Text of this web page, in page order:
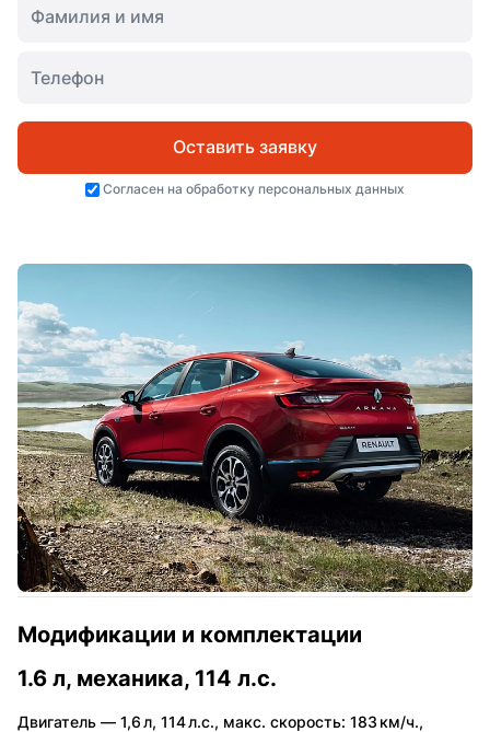
Оставить заявку
Согласен на обработку персональных данных
Модификации и комплектации
1.6 л, механика, 114 л.с.
Двигатель — 1,6 л, 114 л.с., макс. скорость: 183 км/ч.,